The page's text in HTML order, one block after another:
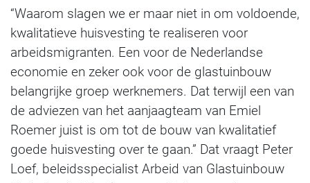
“Waarom slagen we er maar niet in om voldoende,
kwalitatieve huisvesting te realiseren voor
arbeidsmigranten. Een voor de Nederlandse
economie en zeker ook voor de glastuinbouw
belangrijke groep werknemers. Dat terwijl een van
de adviezen van het aanjaagteam van Emiel
Roemer juist is om tot de bouw van kwalitatief
goede huisvesting over te gaan.” Dat vraagt Peter
Loef, beleidsspecialist Arbeid van Glastuinbouw